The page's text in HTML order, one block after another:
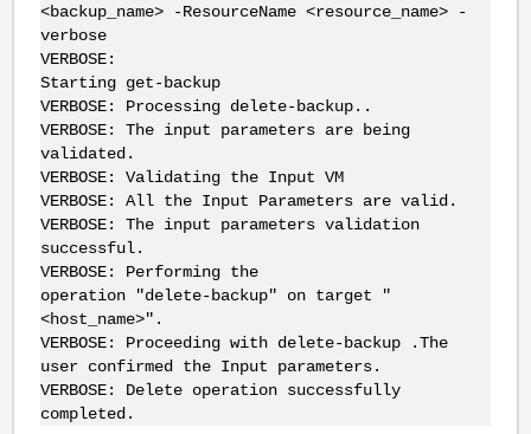
<backup_name> -ResourceName <resource_name> -
verbose
VERBOSE:
Starting get-backup
VERBOSE: Processing delete-backup..
VERBOSE: The input parameters are being
validated.
VERBOSE: Validating the Input VM
VERBOSE: All the Input Parameters are valid.
VERBOSE: The input parameters validation
successful.
VERBOSE: Performing the
operation "delete-backup" on target "
<host_name>".
VERBOSE: Proceeding with delete-backup .The
user confirmed the Input parameters.
VERBOSE: Delete operation successfully
completed.